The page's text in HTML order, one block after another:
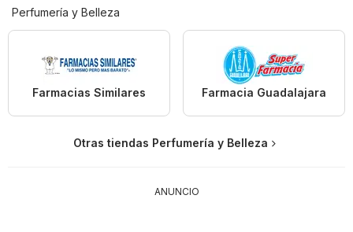
Perfumería y Belleza
Farmacias Similares Farmacia Guadalajara
Otras tiendas Perfumería y Belleza
ANUNCIO